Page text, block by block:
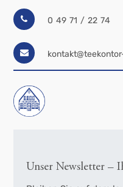
0 49 71 / 22 74
Unser Newsletter –